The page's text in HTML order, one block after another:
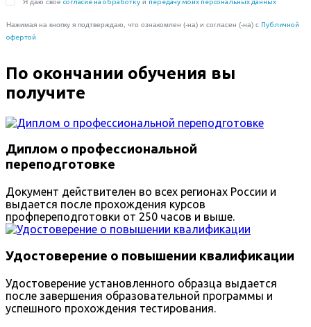
По окончании обучения вы
получите
Диплом о профессиональной
переподготовке
Документ действителен во всех регионах России и
выдается после прохождения курсов
профпереподготовки от 250 часов и выше.
Удостоверение о повышении квалификации
Удостоверение установленного образца выдается
после завершения образовательной программы и
успешного прохождения тестирования.